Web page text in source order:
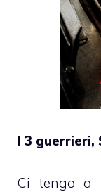
I 3 guerrieri,
Ci tengo a